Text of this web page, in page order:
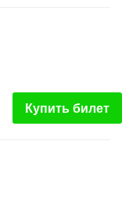
Купить билет